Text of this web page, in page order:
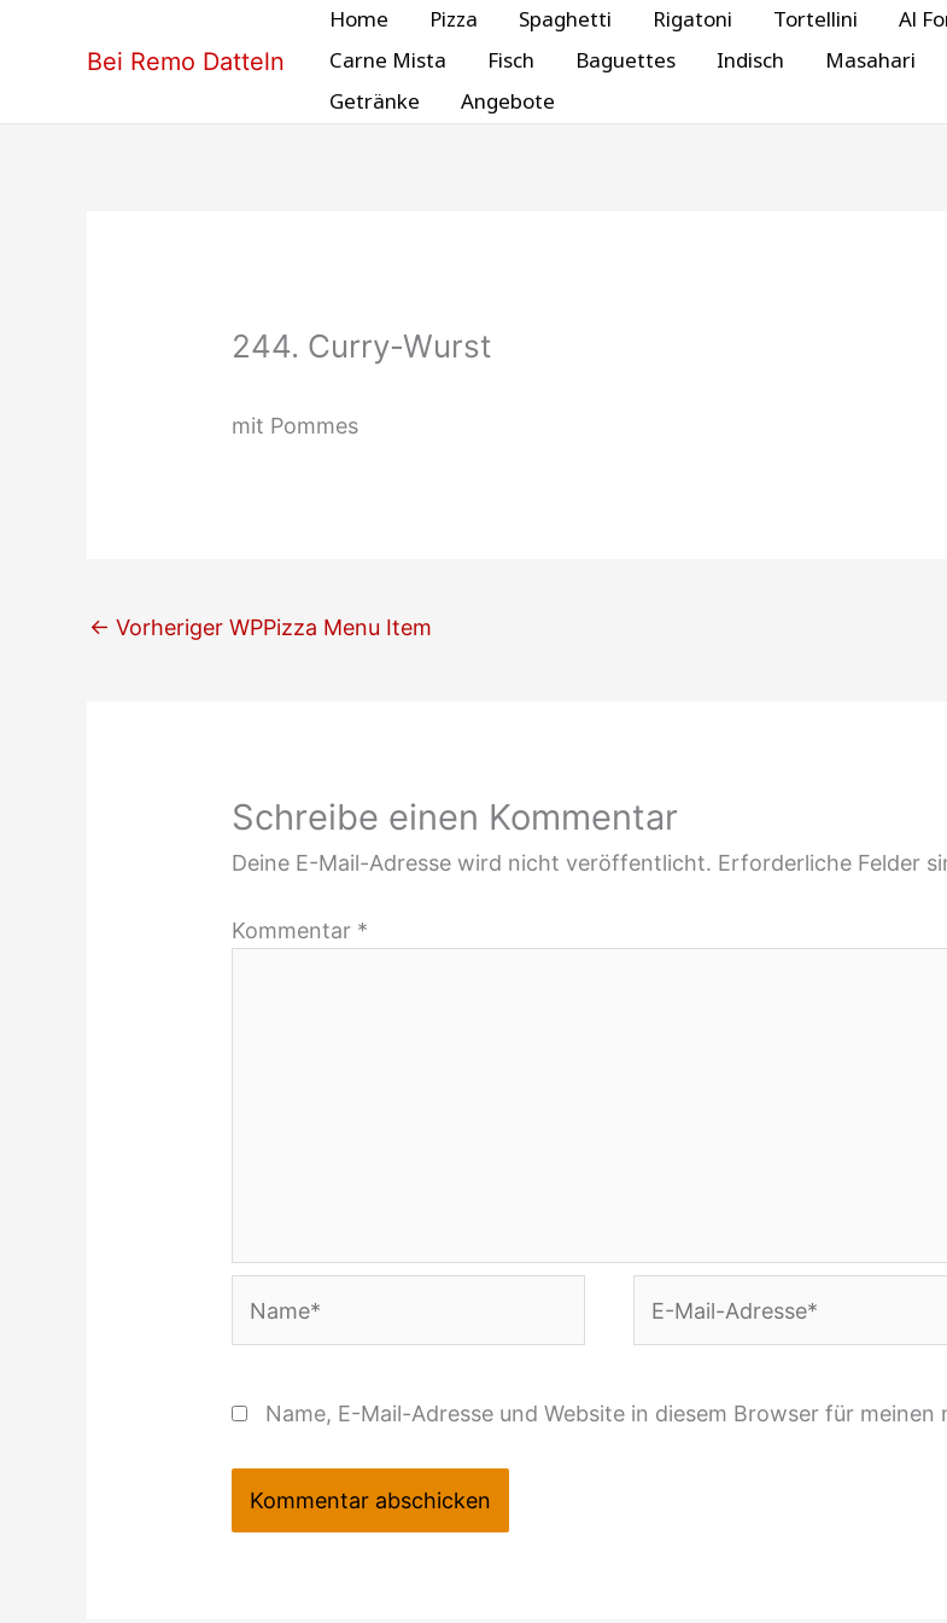
Bei Remo Datteln
Home Pizza Spaghetti Rigatoni Tortellini Al
Carne Mista
Fisch Baguettes Indisch Masahari
Getränke
Angebote
244. Curry-Wurst
mit Pommes
← Vorheriger WPPizza Menu Item
Schreibe einen Kommentar
Deine E-Mail-Adresse wird nicht veröffentlicht. Erforderliche Felder
Kommentar *
Mail-
Name, E-Mail-Adresse und Website in diesem Browser für